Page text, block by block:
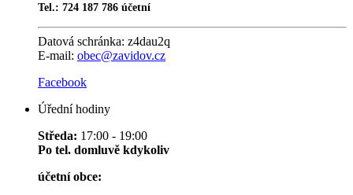
Tel.: 724 187 786 účetní
Datová schránka: z4dau2q
E-mail: obec@zavidov.cz
Facebook
Úřední hodiny
Středa: 17:00 - 19:00
Po tel. domluvě kdykoliv
účetní obce: